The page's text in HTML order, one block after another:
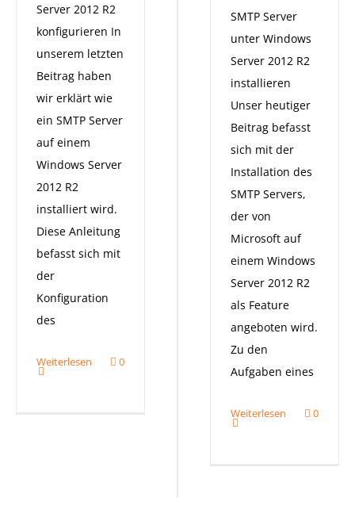
Server 2012 R2
konfigurieren In
unserem letzten
Beitrag haben
wir erklärt wie
ein SMTP Server
auf einem
Windows Server
2012 R2
installiert wird.
Diese Anleitung
befasst sich mit
der
Konfiguration
des
Weiterlesen 0
SMTP Server
unter Windows
Server 2012 R2
installieren
Unser heutiger
Beitrag befasst
sich mit der
Installation des
SMTP Servers,
der von
Microsoft auf
einem Windows
Server 2012 R2
als Feature
angeboten wird.
Zu den
Aufgaben eines
Weiterlesen 0